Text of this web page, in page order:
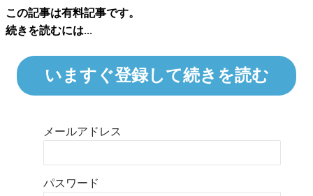
この記事は有料記事です。
続きを読むには...
いますぐ登録して続きを読む
メールアドレス
パスワード